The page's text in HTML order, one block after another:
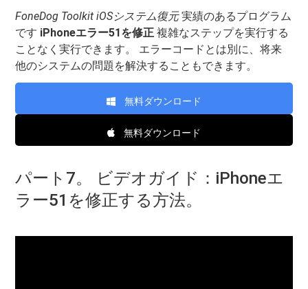
FoneDog Toolkit iOSシステム復元実績のあるプログラム
です iPhoneエラー51を修正 複雑なステップを実行する
ことなく実行できます。 エラーコードとは別に、将来
他のシステムの問題を解決することもできます。
無料ダウンロード
無料ダウンロード
パート7。 ビデオガイド：iPhoneエ
ラー51を修正する方法。